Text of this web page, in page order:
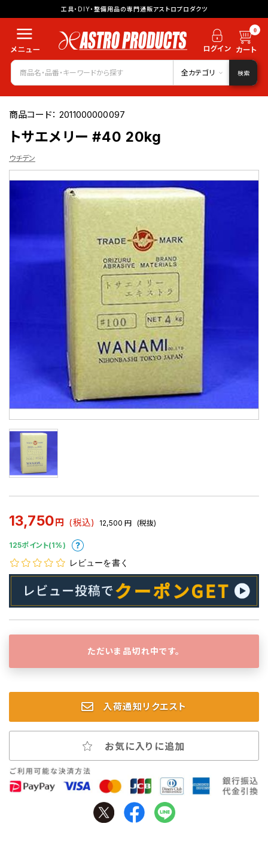
工具・DIY・整備用品の専門通販アストロプロダクツ
0
全カテゴリ 検索
商品コード：2011000000097
トサエメリー #40 20kg
ウチデン
13,750 円 (税込) 12,500 円 (税抜)
125ポイント(1%)
レビューを書く
ただいま品切れ中です。
入荷通知リクエスト
お気に入りに追加